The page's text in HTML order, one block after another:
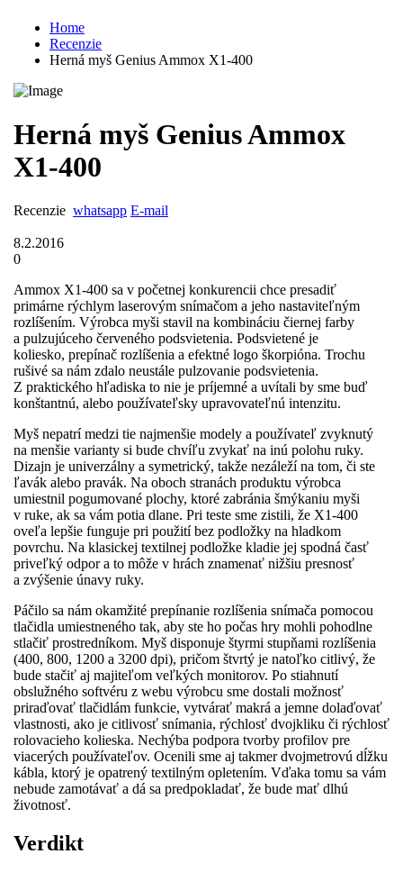
Home
Recenzie
Herná myš Genius Ammox X1-400
Herná myš Genius Ammox
X1-400
Recenzie whatsapp E-mail
8.2.2016
0
Ammox X1-400 sa v početnej konkurencii chce presadiť
primárne rýchlym laserovým snímačom a jeho nastaviteľným
rozlíšením. Výrobca myši stavil na kombináciu čiernej farby
a pulzujúceho červeného podsvietenia. Podsvietené je
koliesko, prepínač rozlíšenia a efektné logo škorpióna. Trochu
rušivé sa nám zdalo neustále pulzovanie podsvietenia.
Z praktického hľadiska to nie je príjemné a uvítali by sme buď
konštantnú, alebo používateľsky upravovateľnú intenzitu.
Myš nepatrí medzi tie najmenšie modely a používateľ zvyknutý
na menšie varianty si bude chvíľu zvykať na inú polohu ruky.
Dizajn je univerzálny a symetrický, takže nezáleží na tom, či ste
ľavák alebo pravák. Na oboch stranách produktu výrobca
umiestnil pogumované plochy, ktoré zabránia šmýkaniu myši
v ruke, ak sa vám potia dlane. Pri teste sme zistili, že X1-400
oveľa lepšie funguje pri použití bez podložky na hladkom
povrchu. Na klasickej textilnej podložke kladie jej spodná časť
priveľký odpor a to môže v hrách znamenať nižšiu presnosť
a zvýšenie únavy ruky.
Páčilo sa nám okamžité prepínanie rozlíšenia snímača pomocou
tlačidla umiestneného tak, aby ste ho počas hry mohli pohodlne
stlačiť prostredníkom. Myš disponuje štyrmi stupňami rozlíšenia
(400, 800, 1200 a 3200 dpi), pričom štvrtý je natoľko citlivý, že
bude stačiť aj majiteľom veľkých monitorov. Po stiahnutí
obslužného softvéru z webu výrobcu sme dostali možnosť
priraďovať tlačidlám funkcie, vytvárať makrá a jemne dolaďovať
vlastnosti, ako je citlivosť snímania, rýchlosť dvojkliku či rýchlosť
rolovacieho kolieska. Nechýba podpora tvorby profilov pre
viacerých používateľov. Ocenili sme aj takmer dvojmetrovú dĺžku
kábla, ktorý je opatrený textilným opletením. Vďaka tomu sa vám
nebude zamotávať a dá sa predpokladať, že bude mať dlhú
životnosť.
Verdikt